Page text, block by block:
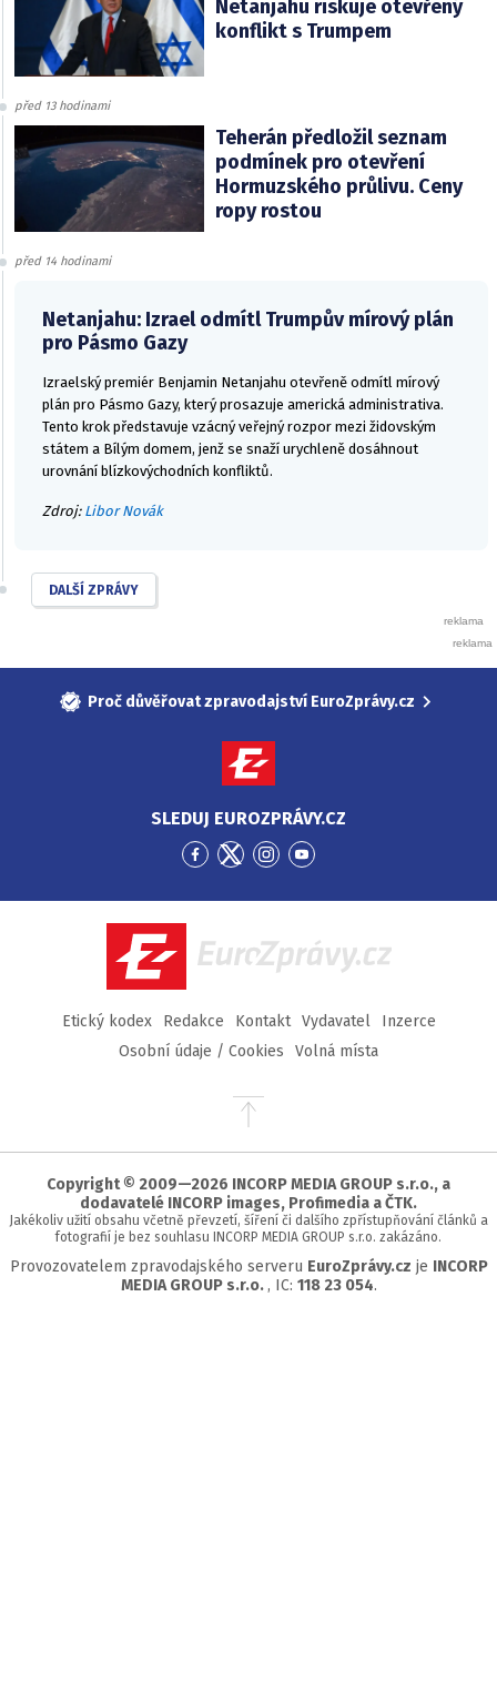
Netanjahu riskuje otevřený
konflikt s Trumpem
před 13 hodinami
Teherán předložil seznam
podmínek pro otevření
Hormuzského průlivu. Ceny
ropy rostou
před 14 hodinami
Netanjahu: Izrael odmítl Trumpův mírový plán
pro Pásmo Gazy
Izraelský premiér Benjamin Netanjahu otevřeně odmítl mírový
plán pro Pásmo Gazy, který prosazuje americká administrativa.
Tento krok představuje vzácný veřejný rozpor mezi židovským
státem a Bílým domem, jenž se snaží urychleně dosáhnout
urovnání blízkovýchodních konfliktů.
Zdroj: Libor Novák
DALŠÍ ZPRÁVY
Proč důvěřovat zpravodajství EuroZprávy.cz
SLEDUJ EUROZPRÁVY.CZ
Přejít
Facebook
Přejít
Twitter
Přejít
Instagram
Přejít
YouTube
EuroZprávy.cz
Etický kodex Redakce Kontakt Vydavatel
Inzerce
Osobní údaje / Cookies
Volná místa
Přejít
stránky
Copyright © 2009—2026 INCORP MEDIA GROUP s.r.o., a
dodavatelé INCORP images, Profimedia a ČTK.
Jakékoliv užití obsahu včetně převzetí, šíření či dalšího zpřístupňování článků a
fotografií je bez souhlasu INCORP MEDIA GROUP s.r.o. zakázáno.
Provozovatelem zpravodajského serveru EuroZprávy.cz je INCORP
MEDIA GROUP s.r.o. , IC: 118 23 054.